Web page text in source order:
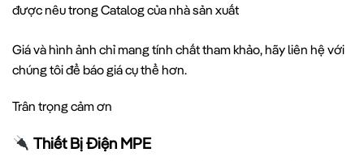
được nêu trong Catalog của nhà sản xuất
Giá và hình ảnh chỉ mang tính chất tham khảo, hãy liên hệ với
chúng tôi để báo giá cụ thể hơn.
Trân trọng cảm ơn
Thiết Bị Điện MPE